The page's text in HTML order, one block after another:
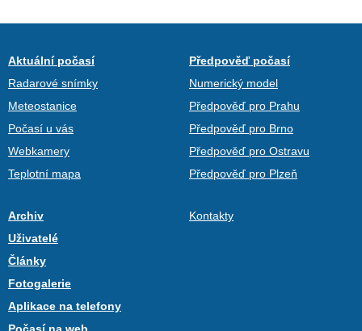
Aktuální počasí
Radarové snímky
Meteostanice
Počasí u vás
Webkamery
Teplotní mapa
Předpověď počasí
Numerický model
Předpověď pro Prahu
Předpověď pro Brno
Předpověď pro Ostravu
Předpověď pro Plzeň
Archiv
Uživatelé
Články
Fotogalerie
Aplikace na telefony
Kontakty